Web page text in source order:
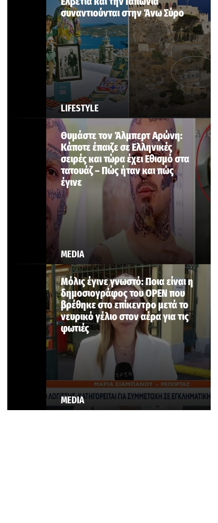
LIFESTYLE
συναντιούνται στην Άνω Σύρο
MEDIA
Θυμάστε τον Άλμπερτ Αρώνη:
Κάποτε έπαιζε σε Ελληνικές
σειρές και τώρα έχει Εθισμό στα
τατουάζ – Πώς ήταν και πώς
έγινε
MEDIA
Μόλις έγινε γνωστό: Ποια είναι η
δημοσιογράφος του OPEN που
βρέθηκε στο επίκεντρο μετά το
νευρικό γέλιο στον αέρα για τις
φωτιές